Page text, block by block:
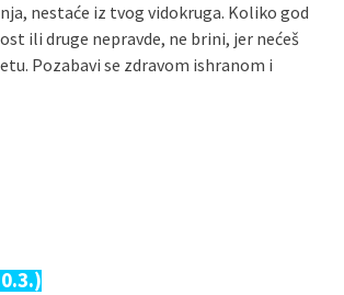
nestaće iz tvog vidokruga. Koliko god
ili druge nepravde, ne brini, jer nećeš
Pozabavi se zdravom ishranom i